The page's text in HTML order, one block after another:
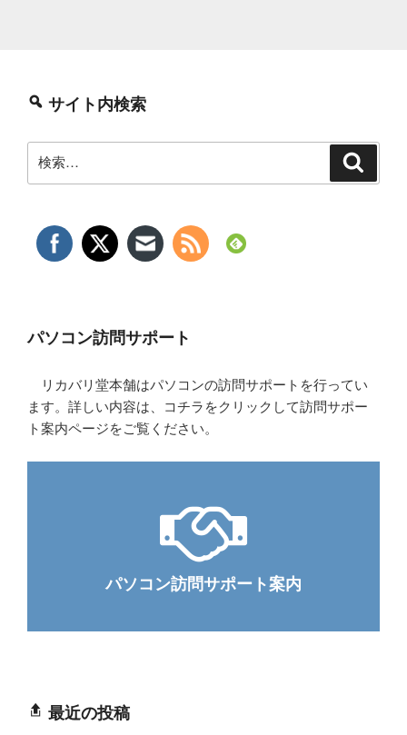
サイト内検索
索:
パソコン訪問サポート
リカバリ堂本舗はパソコンの訪問サポートを行ってい
ます。詳しい内容は、コチラをクリックして訪問サポー
ト案内ページをご覧ください。
パソコン訪問サポート案内
最近の投稿